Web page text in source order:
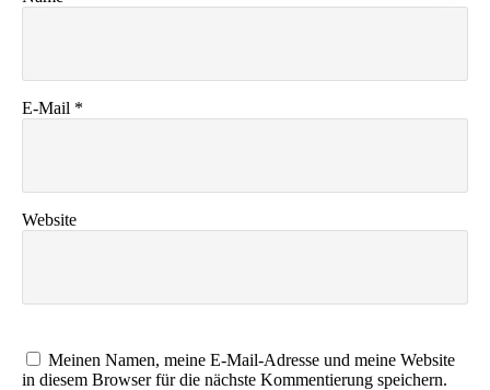
E-Mail *
Website
Meinen Namen, meine E-Mail-Adresse und meine Website
in diesem Browser für die nächste Kommentierung speichern.